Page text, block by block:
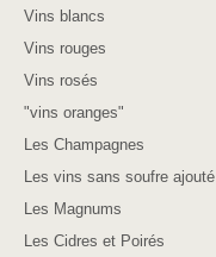
Vins blancs
Vins rouges
Vins rosés
"vins oranges"
Les Champagnes
Les vins sans soufre ajouté
Les Magnums
Les Cidres et Poirés